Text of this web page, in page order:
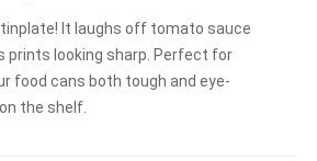
tinplate! It laughs off tomato sauce
prints looking sharp. Perfect for
food cans both tough and eye-
the shelf.